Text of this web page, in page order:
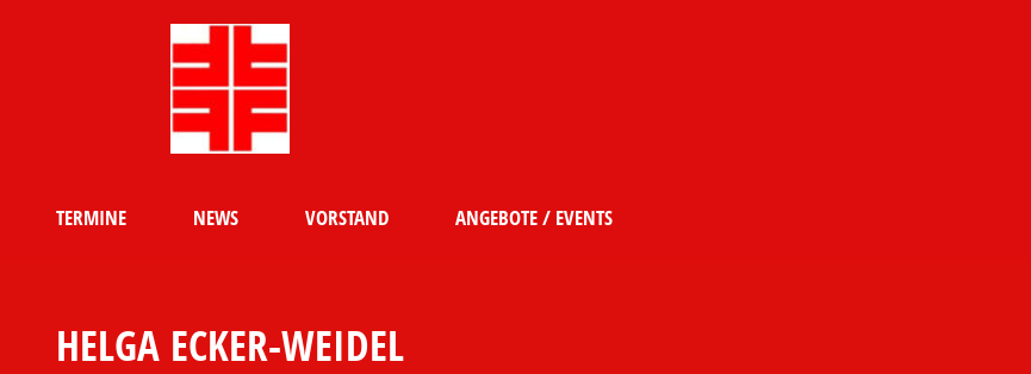
TERMINE NEWS VORSTAND ANGEBOTE / EVENTS
HELGA ECKER-WEIDEL